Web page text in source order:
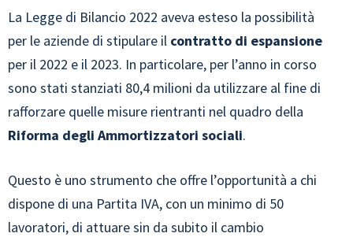
La Legge di Bilancio 2022 aveva esteso la possibilità
per le aziende di stipulare il contratto di espansione
per il 2022 e il 2023. In particolare, per l’anno in corso
sono stati stanziati 80,4 milioni da utilizzare al fine di
rafforzare quelle misure rientranti nel quadro della
Riforma degli Ammortizzatori sociali.
Questo è uno strumento che offre l’opportunità a chi
dispone di una Partita IVA, con un minimo di 50
lavoratori, di attuare sin da subito il cambio